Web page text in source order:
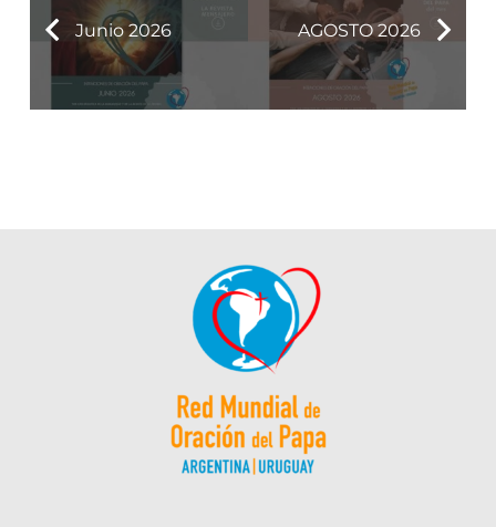
Junio 2026 AGOSTO 2026